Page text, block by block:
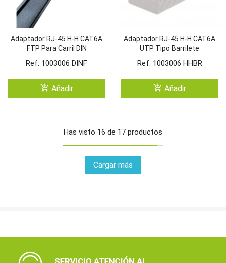
Adaptador RJ-45 H-H CAT6A
FTP Para Carril DIN
Ref: 1003006 DINF
add_shopping_cart Añadir
Adaptador RJ-45 H-H CAT6A
UTP Tipo Barrilete
Ref: 1003006 HHBR
add_shopping_cart Añadir
Has visto 16 de 17 productos
Cargar más